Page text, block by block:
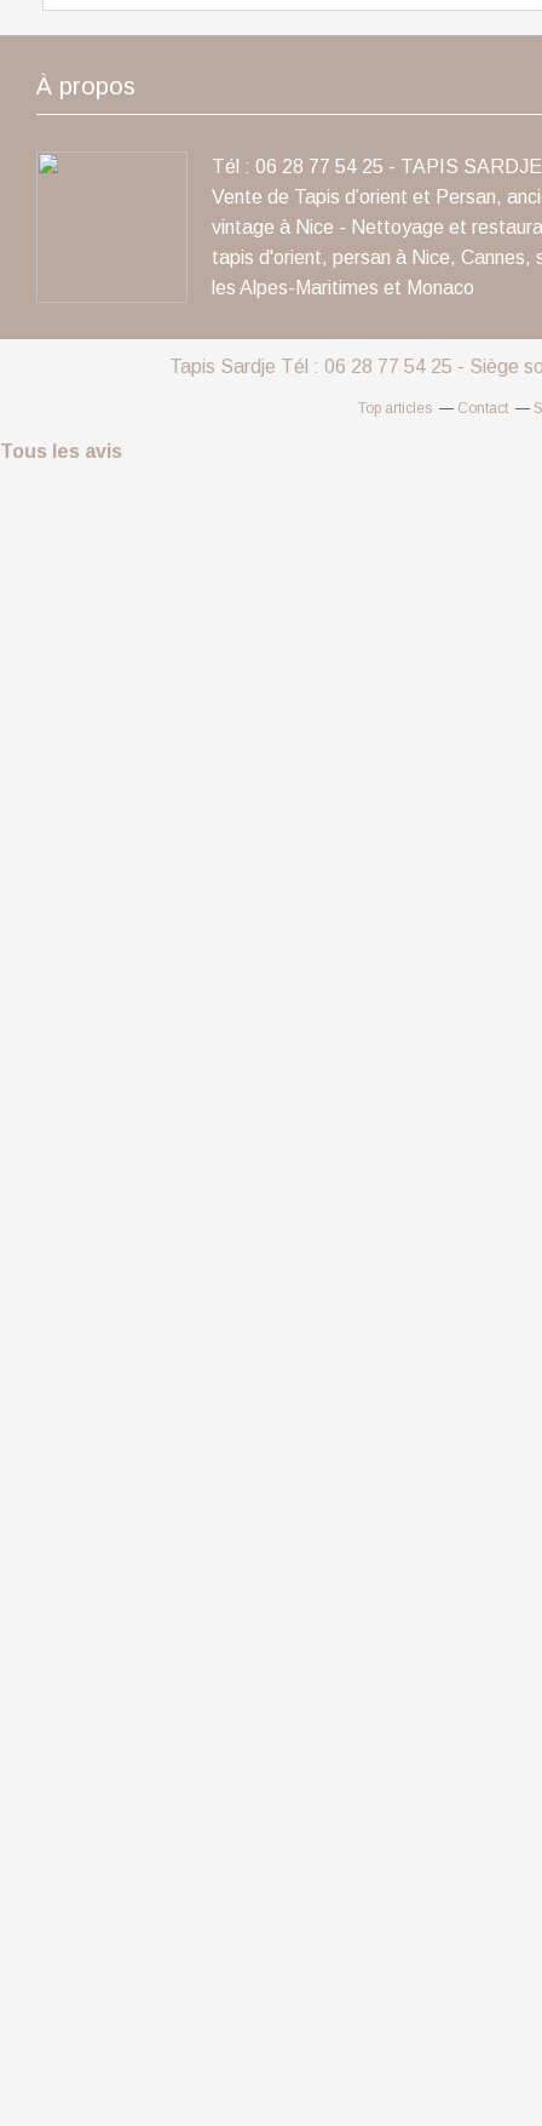
À propos
Tél : 06 28 77 54 25 - TAPIS
Vente de Tapis d’orient et Persan,
vintage à Nice - Nettoyage et
tapis d'orient, persan à Nice, Cannes,
les Alpes-Maritimes et Monaco
Tapis Sardje Tél : 06 28 77 54 25 - Siège
Top articles Contact
Tous les avis